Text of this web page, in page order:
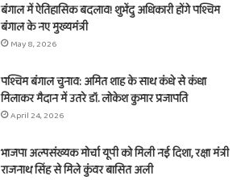
बंगाल में ऐतिहासिक बदलाव! शुभेंदु अधिकारी होंगे पश्चिम
बंगाल के नए मुख्यमंत्री
May 8, 2026
पश्चिम बंगाल चुनाव: अमित शाह के साथ कंधे से कंधा
मिलाकर मैदान में उतरे डॉ. लोकेश कुमार प्रजापति
April 24, 2026
भाजपा अल्पसंख्यक मोर्चा यूपी को मिली नई दिशा, रक्षा मंत्री
राजनाथ सिंह से मिले कुंवर बासित अली